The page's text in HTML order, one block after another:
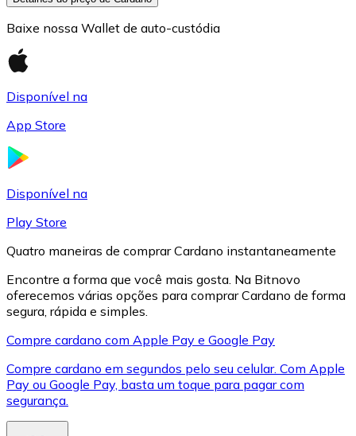
XRP
XRP
Baixe nossa Wallet de auto-custódia
Disponível na
App Store
Disponível na
Play Store
Quatro maneiras de comprar Cardano instantaneamente
Encontre a forma que você mais gosta. Na Bitnovo
oferecemos várias opções para comprar Cardano de forma
segura, rápida e simples.
Compre cardano com Apple Pay e Google Pay
Compre cardano em segundos pelo seu celular. Com Apple
Pay ou Google Pay, basta um toque para pagar com
segurança.